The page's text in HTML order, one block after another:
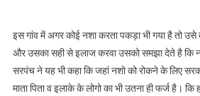
इस गांव में अगर कोई नशा करता पकड़ा भी गया है तो
और उसका सही से इलाज करवा उसको समझा देते है कि
सरपंच ने यह भी कहा कि जहां नशो को रोकने के लिए
माता पिता व इलाके के लोगो का भी उतना ही फर्ज है।